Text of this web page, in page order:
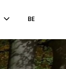
BE